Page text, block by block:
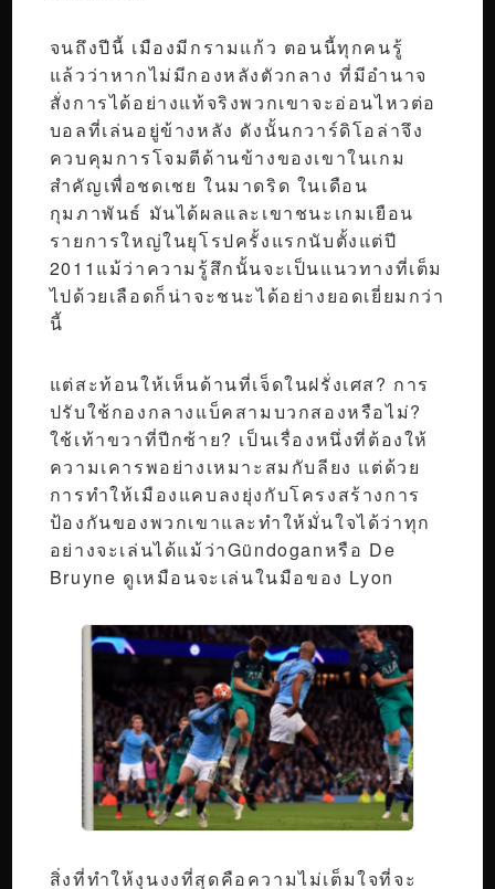
จนถึงปีนี้ เมืองมีกรามแก้ว ตอนนี้ทุกคนรู้
แล้วว่าหากไม่มีกองหลังตัวกลาง ที่มีอำนาจ
สั่งการได้อย่างแท้จริงพวกเขาจะอ่อนไหวต่อ
บอลที่เล่นอยู่ข้างหลัง ดังนั้นกวาร์ดิโอล่าจึง
ควบคุมการโจมตีด้านข้างของเขาในเกม
สำคัญเพื่อชดเชย ในมาดริด ในเดือน
กุมภาพันธ์ มันได้ผลและเขาชนะเกมเยือน
รายการใหญ่ในยุโรปครั้งแรกนับตั้งแต่ปี
2011แม้ว่าความรู้สึกนั้นจะเป็นแนวทางที่เต็ม
ไปด้วยเลือดก็น่าจะชนะได้อย่างยอดเยี่ยมกว่า
นี้
แต่สะท้อนให้เห็นด้านที่เจ็ดในฝรั่งเศส? การ
ปรับใช้กองกลางแบ็คสามบวกสองหรือไม่?
ใช้เท้าขวาที่ปีกซ้าย? เป็นเรื่องหนึ่งที่ต้องให้
ความเคารพอย่างเหมาะสมกับลียง แต่ด้วย
การทำให้เมืองแคบลงยุ่งกับโครงสร้างการ
ป้องกันของพวกเขาและทำให้มั่นใจได้ว่าทุก
อย่างจะเล่นได้แม้ว่าGündoganหรือ De
Bruyne ดูเหมือนจะเล่นในมือของ Lyon
สิ่งที่ทำให้งุนงงที่สุดคือความไม่เต็มใจที่จะ